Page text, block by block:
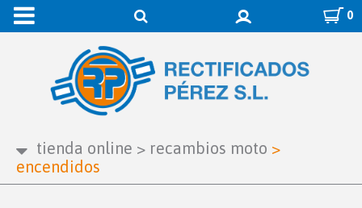
0
tienda online > recambios moto >
encendidos